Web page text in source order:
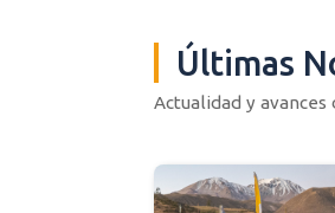
Últimas
Actualidad y